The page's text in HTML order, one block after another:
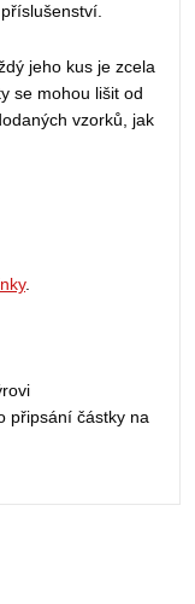
jeho kus je zcela
se mohou lišit od
vzorků, jak
.
připsání částky na